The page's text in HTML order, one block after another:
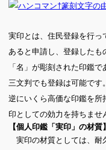
実印とは、住民登録を行っ
あると申請し、登録したも
「名」が彫刻された印鑑
三文判でも登録は可能です。
逆にいくら高価な印鑑を所
印としての効力を持ちませ
【個人印鑑「実印」の材質】
実印の材質としては、耐